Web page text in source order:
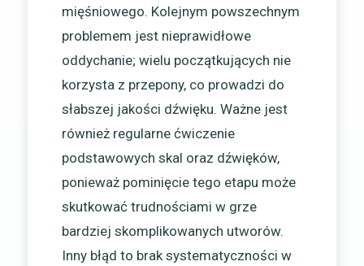
mięśniowego. Kolejnym powszechnym
problemem jest nieprawidłowe
oddychanie; wielu początkujących nie
korzysta z przepony, co prowadzi do
słabszej jakości dźwięku. Ważne jest
również regularne ćwiczenie
podstawowych skal oraz dźwięków,
ponieważ pominięcie tego etapu może
skutkować trudnościami w grze
bardziej skomplikowanych utworów.
Inny błąd to brak systematyczności w